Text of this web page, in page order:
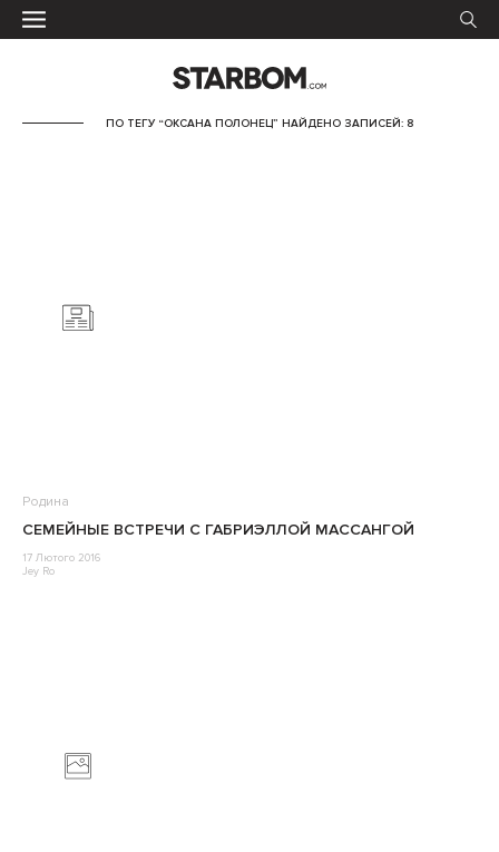
ПО ТЕГУ “ОКСАНА ПОЛОНЕЦ” НАЙДЕНО ЗАПИСЕЙ: 8
Родина
СЕМЕЙНЫЕ ВСТРЕЧИ С ГАБРИЭЛЛОЙ МАССАНГОЙ
17 Лютого 2016
Jey Ro